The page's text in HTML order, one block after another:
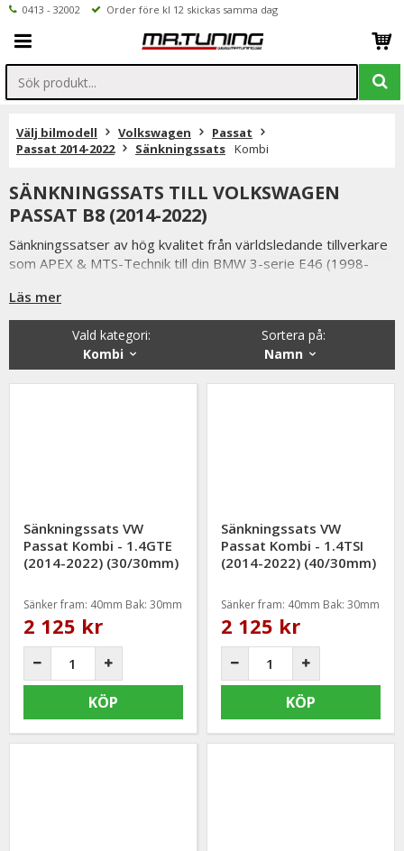
0413 - 32002 Order före kl 12 skickas samma dag
Välj bilmodell Volkswagen
Passat
Passat 2014-2022
Sänkningssats Kombi
SÄNKNINGSSATS TILL VOLKSWAGEN
PASSAT B8 (2014-2022)
Sänkningssatser av hög kvalitet från världsledande tillverkare
som APEX & MTS-Technik till din BMW 3-serie E46 (1998-
2005) med en sänkningssats.
Med en sänkningssats monterad blir din bil både lägre och
Läs mer
Sortera på:
Namn
Vald kategori:
Kombi
Sänkningssats VW
Passat Kombi - 1.4GTE
(2014-2022) (30/30mm)
Sänker fram: 40mm Bak: 30mm
2 125 kr
KÖP
Sänkningssats VW
Passat Kombi - 1.4TSI
(2014-2022) (40/30mm)
Sänker fram: 40mm Bak: 30mm
2 125 kr
KÖP